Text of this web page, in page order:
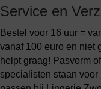
Service en
Bestel voor 16 uur =
vanaf 100 euro en niet
helpt graag! Pasvorm
specialisten staan